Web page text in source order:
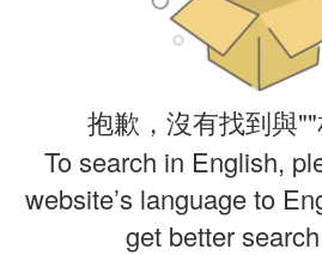
抱歉，沒有找到與
To search in English,
website’s language to
get better